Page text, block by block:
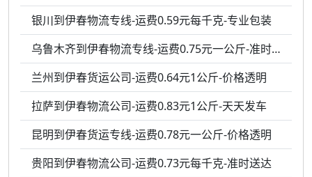
银川到伊春物流专线-运费0.59元每千克-专业包装
乌鲁木齐到伊春物流专线-运费0.75元一公斤-准时送达
兰州到伊春货运公司-运费0.64元1公斤-价格透明
拉萨到伊春物流公司-运费0.83元1公斤-天天发车
昆明到伊春货运专线-运费0.78元一公斤-价格透明
贵阳到伊春物流公司-运费0.73元每千克-准时送达